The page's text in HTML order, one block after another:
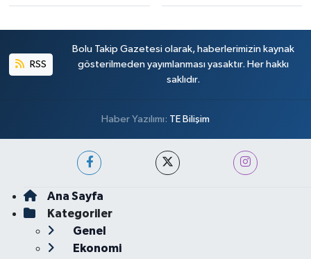
RSS
Bolu Takip Gazetesi olarak, haberlerimizin kaynak
gösterilmeden yayımlanması yasaktır. Her hakkı
saklıdır.
Haber Yazılımı: TE Bilişim
Ana Sayfa
Kategoriler
Genel
Ekonomi